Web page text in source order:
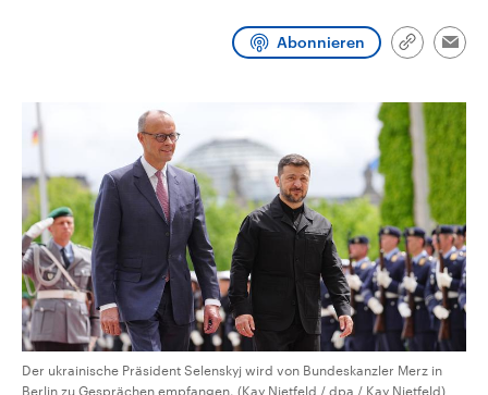
Abonnieren
Link
Der ukrainische Präsident Selenskyj wird von Bundeskanzler Merz in
Berlin zu Gesprächen empfangen. (Kay Nietfeld / dpa / Kay Nietfeld)